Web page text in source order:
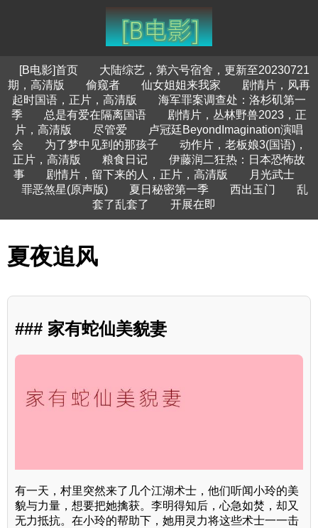
[B电影]首页
大陆综艺，第六号宿舍，更新至20230721
期，高清版
偷窥者 仙女姐姐来我家
剧情片，风再
起时国语，正片，高清版
海军罪案调查处：洛杉矶第一
季
总是有爱在隔离国语
剧情片，丛林野兽2023，正
片，高清版
尽管爱
卢冠廷BeyondImagination演唱
会
为了梦中见到的那孩子
动作片，老板娘3(国语)，
正片，高清版
粮食日记
伊藤润二狂热：日本恐怖故
事
剧情片，留下来的人，正片，高清版
月光武士
罪恶煞星(原声版)
夏日秘密第一季 西出玉门
乱
套了乱套了
开展在即
夏夜追风
### 家有蛇仙美貌妻
有一天，村里突然来了几个江湖术士，他们听闻小玲的美
貌与力量，想要把她擒获。李明得知后，心急如焚，却又
无力抵抗。在小玲的帮助下，她用灵力将这些术士一一击